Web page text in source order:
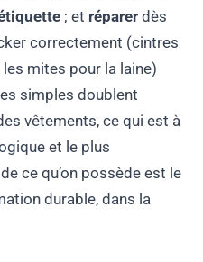
; et réparer dès
correctement (cintres
mites pour la laine)
simples doublent
vêtements, ce qui est à
et le plus
ce qu’on possède est le
durable, dans la